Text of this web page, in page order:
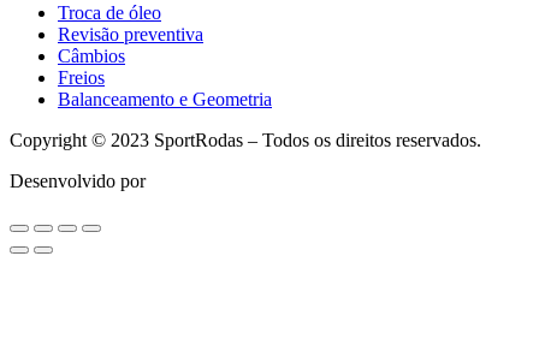
Troca de óleo
Revisão preventiva
Câmbios
Freios
Balanceamento e Geometria
Copyright © 2023 SportRodas – Todos os direitos reservados.
Desenvolvido por